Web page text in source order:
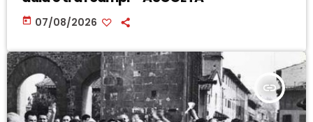
today 07/08/2026
insert_link